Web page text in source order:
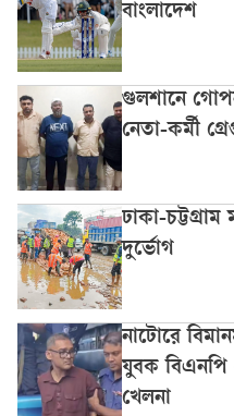
বাংলাদেশ
গুলশানে
নেতা-কর্মী
ঢাকা-
দুর্ভোগ
নাটোরে
যুবক বিএনপি
খেলনা